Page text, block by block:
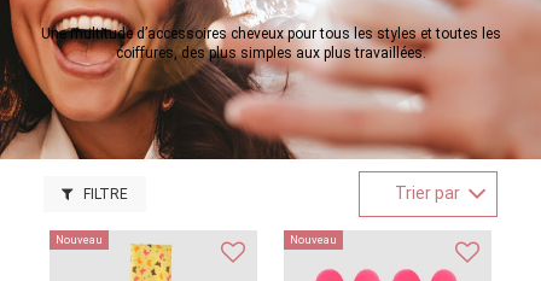
Une multitude d’accessoires cheveux pour tous les styles et toutes les
coiffures, des plus simples aux plus travaillées.
FILTRE Trier par
Nouveau Nouveau